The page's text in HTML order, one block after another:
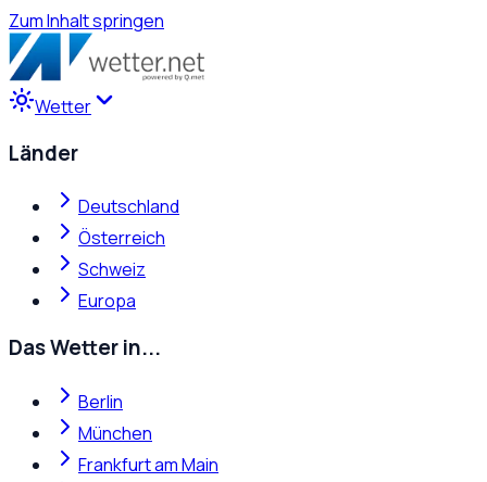
Zum Inhalt springen
Wetter
Länder
Deutschland
Österreich
Schweiz
Europa
Das Wetter in...
Berlin
München
Frankfurt am Main